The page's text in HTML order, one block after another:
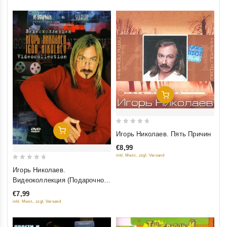
Добавить В Корзину
5
Игорь Николаев.
Видеоколлекция (Подарочное
издание)
€7,99
inkl. Mwst., zzgl. Versand
Добавить В Корзину
of
Игорь Николаев. Пять Причин
€8,99
inkl. Mwst., zzgl. Versand